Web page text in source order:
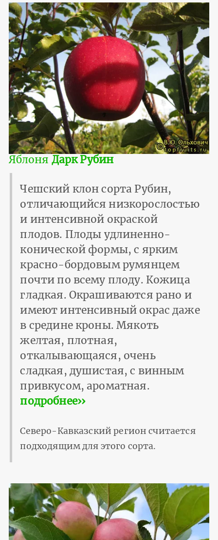
Яблоня Дарк Рубин
Чешский клон сорта Рубин,
отличающийся низкорослостью
и интенсивной окраской
плодов. Плоды удлиненно-
конической формы, с ярким
красно-бордовым румянцем
почти по всему плоду. Кожица
гладкая. Окрашиваются рано и
имеют интенсивный окрас даже
в средине кроны. Мякоть
желтая, плотная,
откалывающаяся, очень
сладкая, душистая, с винным
привкусом, ароматная.
подробнее››
Северо-Кавказский регион считается
подходящим для этого сорта.